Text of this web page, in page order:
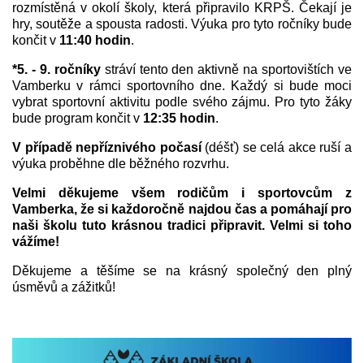
rozmístěná v okolí školy, která připravilo KRPŠ. Čekají je
hry, soutěže a spousta radosti. Výuka pro tyto ročníky bude
končit v 11:40 hodin.
*5. - 9. ročníkystráví tento den aktivně na sportovištích ve
Vamberku v rámci sportovního dne. Každý si bude moci
vybrat sportovní aktivitu podle svého zájmu. Pro tyto žáky
bude program končit v 12:35 hodin.
V případě nepříznivého počasí(déšť) se celá akce ruší a
výuka proběhne dle běžného rozvrhu.
Velmi děkujeme všem rodičům i sportovcům z
Vamberka, že si každoročně najdou čas a pomáhají pro
naši školu tuto krásnou tradici připravit. Velmi si toho
vážíme!
Děkujeme a těšíme se na krásný společný den plný
úsměvů a zážitků!